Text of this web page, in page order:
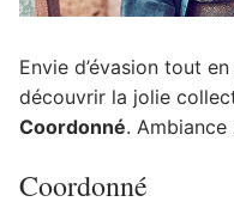
Envie d’évasion tout
découvrir la jolie
Coordonné.
Coordonné